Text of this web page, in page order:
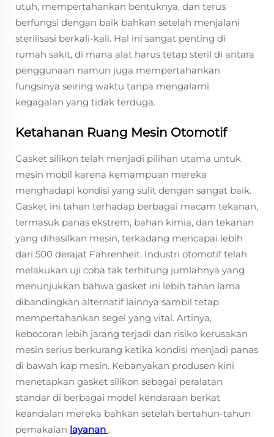
utuh, mempertahankan bentuknya, dan terus
berfungsi dengan baik bahkan setelah menjalani
sterilisasi berkali-kali. Hal ini sangat penting di
rumah sakit, di mana alat harus tetap steril di antara
penggunaan namun juga mempertahankan
fungsinya seiring waktu tanpa mengalami
kegagalan yang tidak terduga.
Ketahanan Ruang Mesin Otomotif
Gasket silikon telah menjadi pilihan utama untuk
mesin mobil karena kemampuan mereka
menghadapi kondisi yang sulit dengan sangat baik.
Gasket ini tahan terhadap berbagai macam tekanan,
termasuk panas ekstrem, bahan kimia, dan tekanan
yang dihasilkan mesin, terkadang mencapai lebih
dari 500 derajat Fahrenheit. Industri otomotif telah
melakukan uji coba tak terhitung jumlahnya yang
menunjukkan bahwa gasket ini lebih tahan lama
dibandingkan alternatif lainnya sambil tetap
mempertahankan segel yang vital. Artinya,
kebocoran lebih jarang terjadi dan risiko kerusakan
mesin serius berkurang ketika kondisi menjadi panas
di bawah kap mesin. Kebanyakan produsen kini
menetapkan gasket silikon sebagai peralatan
standar di berbagai model kendaraan berkat
keandalan mereka bahkan setelah bertahun-tahun
pemakaian layanan .